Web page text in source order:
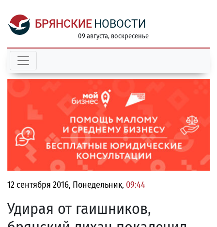
БРЯНСКИЕ НОВОСТИ
09 августа, воскресенье
12 сентября 2016, Понедельник, 09:44
Удирая от гаишников,